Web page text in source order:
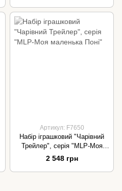
Артикул: F7650
Набір іграшковий "Чарівний
Трейлер", серія "MLP-Моя
маленька Поні"
2 548 грн